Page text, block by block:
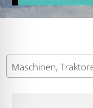
Maschinen,